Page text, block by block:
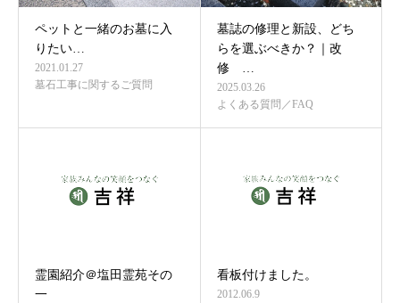
ペットと一緒のお墓に入
りたい…
2021.01.27
墓石工事に関するご質問
墓誌の修理と新設、どち
らを選ぶべきか？｜改
修 …
2025.03.26
よくある質問／FAQ
霊園紹介＠塩田霊苑その
一
看板付けました。
2012.06.9